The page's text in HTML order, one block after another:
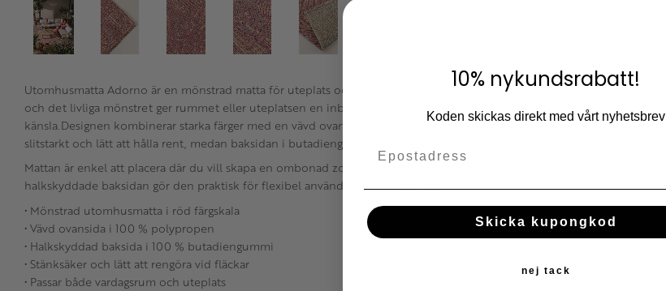
KÖP
Utomhusmatta Adorno är en mönstrad matta för uteplats och vardagsrum. Den röda färgskalan
och det livliga mönstret ger rummet eller uteplatsen en inbjudande, medelhavsinspirerad
känsla.Designen kombinerar starka färger med en vävd ovansida i polypropen. Materialet är
slitstarkt och lätt att hålla rent, medan baksidan i butadiengummi hjälper mattan att ligga stadigt.
Mattan är enkel att placera där du vill skapa en ombonad zon. Den stänksäkra ytan och den
halkskyddade baksidan gör den praktisk för flexibel användning inne och ute.
• Mönstrad utomhusmatta i röd färgskala
• Vävd ovansida i 100 % polypropen
• Halkskyddad baksida i 100 % butadiengummi
• Stänksäker och lätt att rengöra vid fläckar
• Passar både vardagsrum och uteplats
10% nykundsrabatt!
Koden skickas direkt med vårt nyhetsbrev
Skicka kupongkod
nej tack